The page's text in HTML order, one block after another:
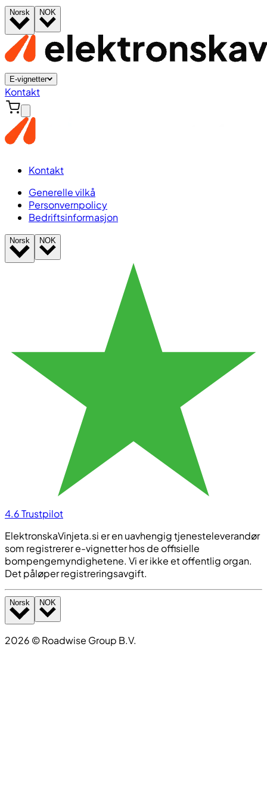
Norsk NOK
E-vignetter
Kontakt
Kontakt
Generelle vilkå
Personvernpolicy
Bedriftsinformasjon
Norsk NOK
4.6Trustpilot
ElektronskaVinjeta.si er en uavhengig tjenesteleverandør
som registrerer e-vignetter hos de offisielle
bompengemyndighetene. Vi er ikke et offentlig organ.
Det påløper registreringsavgift.
Norsk NOK
2026 ©Roadwise Group B.V.